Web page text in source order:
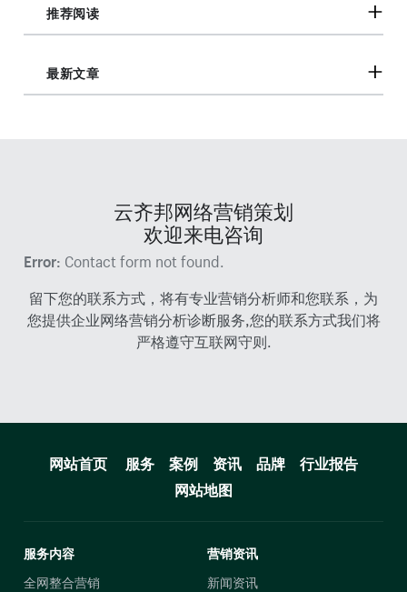
推荐阅读
最新文章
云齐邦网络营销策划
欢迎来电咨询
Error: Contact form not found.
留下您的联系方式，将有专业营销分析师和您联系，为
您提供企业网络营销分析诊断服务,您的联系方式我们将
严格遵守互联网守则.
网站首页 服务 案例 资讯 品牌
行业报告
网站地图
服务内容
全网整合营销
营销资讯
新闻资讯